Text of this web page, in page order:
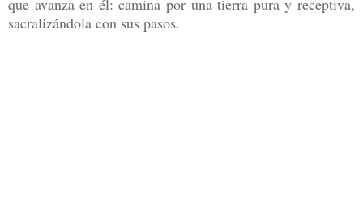
sacralizándola con sus pasos.